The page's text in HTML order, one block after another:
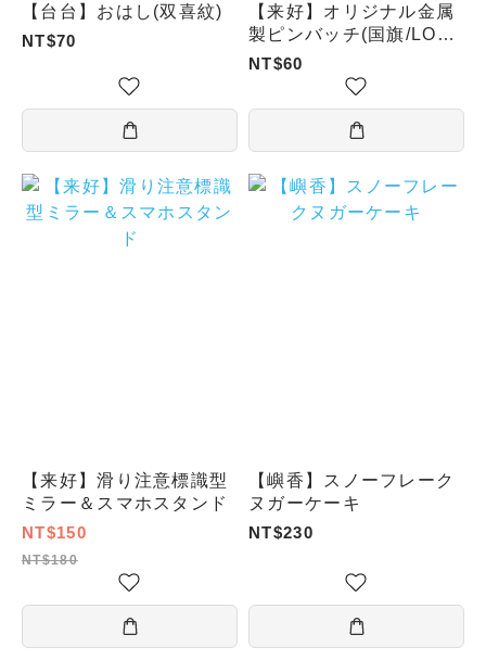
【台台】おはし(双喜紋)
NT$70
【来好】オリジナル金属
製ピンバッチ(国旗/LOVE
TAIWAN/漁師網バッグ/
タピオカミルクティー)
NT$60
【来好】滑り注意標識型
ミラー＆スマホスタンド
NT$150
NT$180
【嶼香】スノーフレーク
ヌガーケーキ
NT$230